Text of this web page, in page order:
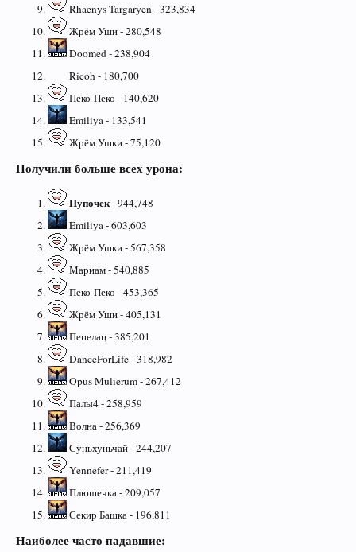
Rhaenys Targaryen - 323,834
Жрём Уши - 280,548
Doomed - 238,904
Ricoh - 180,700
Пеко-Пеко - 140,620
Emiliya - 133,541
Жрём Ушки - 75,120
Получили больше всех урона:
Пупочек- 944,748
Emiliya - 603,603
Жрём Ушки - 567,358
Мариам - 540,885
Пеко-Пеко - 453,365
Жрём Уши - 405,131
Пепелац - 385,201
DanceForLife - 318,982
Opus Mulierum - 267,412
Палы4 - 258,959
Волна - 256,369
Суньхуньчай - 244,207
Yennefer - 211,419
Плюшечка - 209,057
Секир Башка - 196,811
Наиболее часто падавшие: